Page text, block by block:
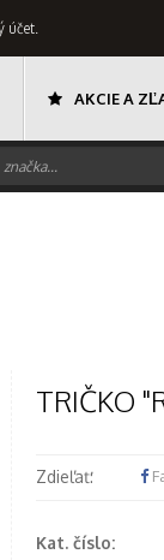
účet.
AKCIE A
TRIČKO
Zdieľať:
Kat. číslo: